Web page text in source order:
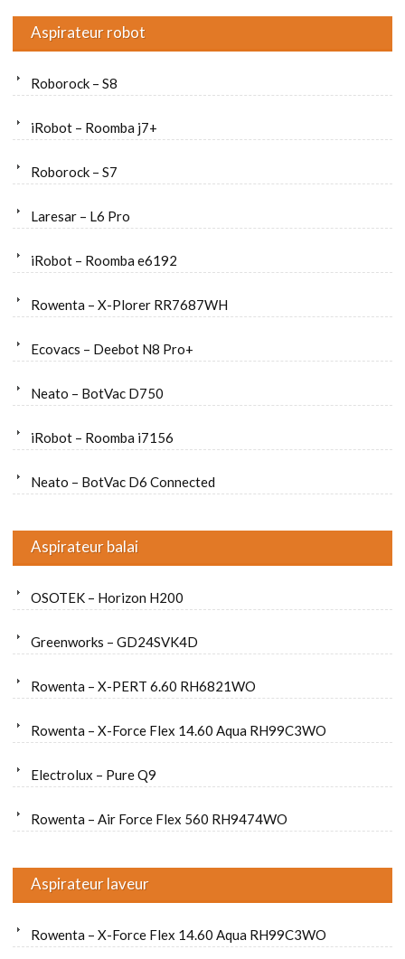
Aspirateur robot
Roborock – S8
iRobot – Roomba j7+
Roborock – S7
Laresar – L6 Pro
iRobot – Roomba e6192
Rowenta – X-Plorer RR7687WH
Ecovacs – Deebot N8 Pro+
Neato – BotVac D750
iRobot – Roomba i7156
Neato – BotVac D6 Connected
Aspirateur balai
OSOTEK – Horizon H200
Greenworks – GD24SVK4D
Rowenta – X-PERT 6.60 RH6821WO
Rowenta – X-Force Flex 14.60 Aqua RH99C3WO
Electrolux – Pure Q9
Rowenta – Air Force Flex 560 RH9474WO
Aspirateur laveur
Rowenta – X-Force Flex 14.60 Aqua RH99C3WO